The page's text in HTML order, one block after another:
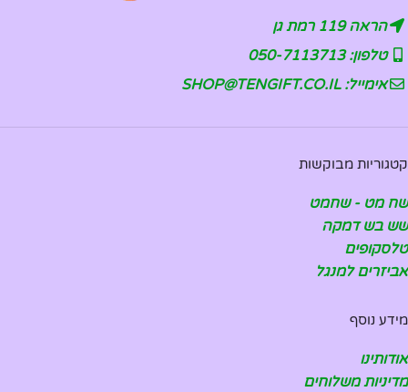
הראה 119 רמת גן
טלפון: 050-7113713
אימייל: SHOP@TENGIFT.CO.IL
קטגוריות מבוקשות
שח מט - שחמט
שש בש דמקה
טלסקופים
אביזרים למנגל
מידע נוסף
אודותינו
מדיניות משלוחים